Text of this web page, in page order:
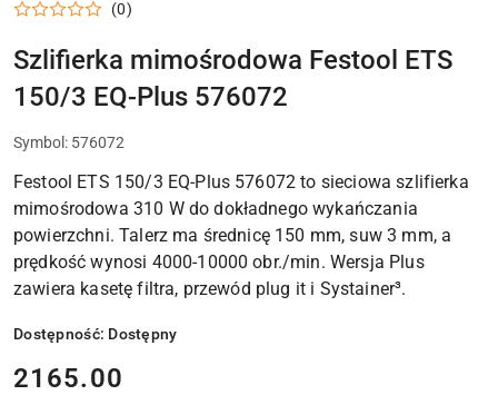
WYKOŃCZENIOWYCH
(0)
Szlifierka mimośrodowa Festool ETS
150/3 EQ-Plus 576072
Symbol: 576072
Festool ETS 150/3 EQ-Plus 576072 to sieciowa szlifierka
mimośrodowa 310 W do dokładnego wykańczania
powierzchni. Talerz ma średnicę 150 mm, suw 3 mm, a
prędkość wynosi 4000-10000 obr./min. Wersja Plus
zawiera kasetę filtra, przewód plug it i Systainer³.
Dostępność: Dostępny
cena:
2165.00